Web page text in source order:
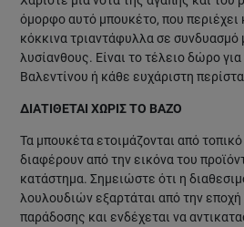
όμορφο αυτό μπουκέτο, που περιέχει
κόκκινα τριαντάφυλλα σε
λυσίανθους. Είναι το τέλειο δώρο
Βαλεντίνου ή κάθε ευχάριστη
ΔΙΑΤΙΘΕΤΑΙ ΧΩΡΙΣ ΤΟ ΒΑΖΟ
Τα μπουκέτα ετοιμάζονται από
διαφέρουν από την εικόνα του
κατάστημα. Σημειώστε ότι η
λουλουδιών εξαρτάται από την εποχή
παράδοσης και ενδέχεται να